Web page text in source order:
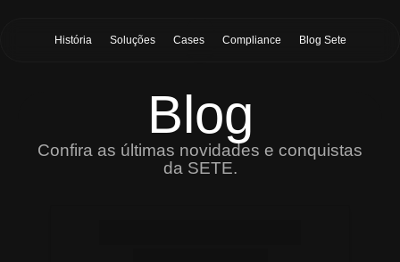
História Soluções Cases Compliance Blog Sete
Blog
Confira as últimas novidades e conquistas
da SETE.